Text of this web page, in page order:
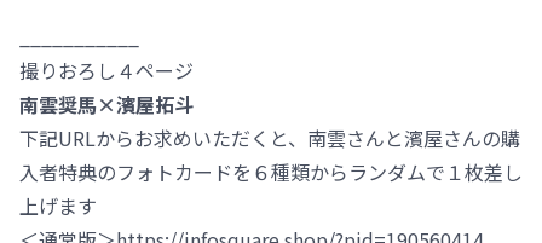
撮りおろし４ページ
南雲奨馬×濱屋拓斗
下記URLからお求めいただくと、南雲さんと濱屋さんの購
入者特典のフォトカードを６種類からランダムで１枚差し
上げます